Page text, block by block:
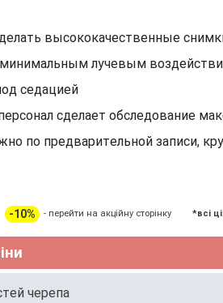
высококачественные
лучевым
седацией
сделает обследование
по предварительной записи,
-10% - перейти на акційну сторінку *всі
черепа